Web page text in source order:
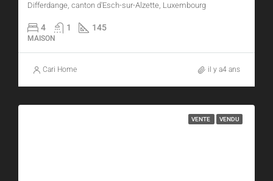
Differdange, canton d'Esch-sur-Alzette, Luxembourg
4 1 145
MAISON
Cari Home il y a4 ans
VENTE VENDU